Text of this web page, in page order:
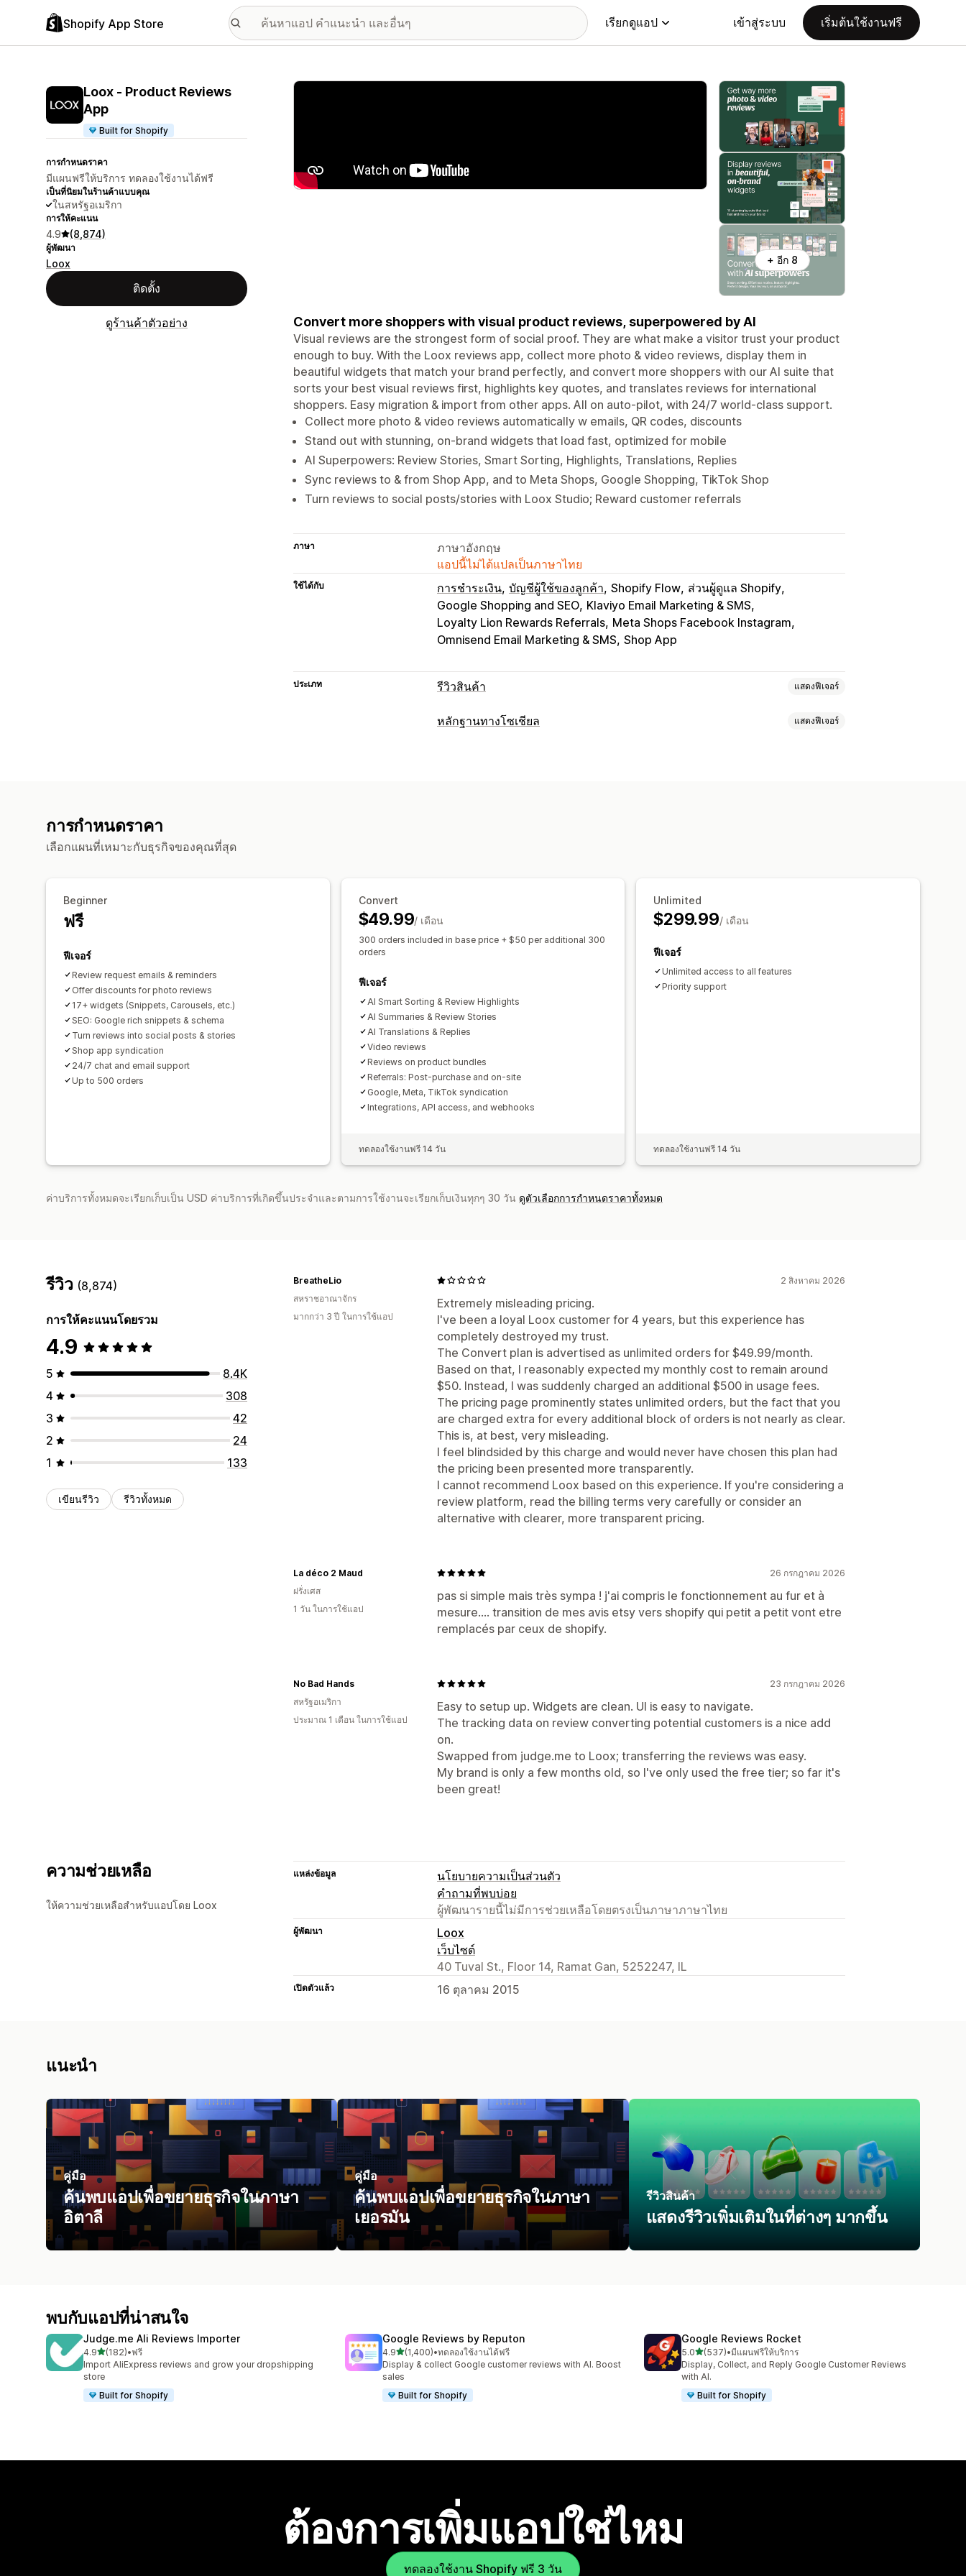
Shopify App Store เรียกดูแอป เข้าสู่ระบบ เริ่มต้นใช้งานฟรี
Loox ‑ Product Reviews
App
Built for Shopify
การกำหนดราคา
มีแผนฟรีให้บริการ ทดลองใช้งานได้ฟรี
เป็นที่นิยมในร้านค้าแบบคุณ
ในสหรัฐอเมริกา
การให้คะแนน
4.9 (8,874)
ผู้พัฒนา
Loox
ติดตั้ง
ดูร้านค้าตัวอย่าง
แกลเลอรีรูปภาพที่แสดง
+ อีก 8
Convert more shoppers with visual product reviews, superpowered by AI
Visual reviews are the strongest form of social proof. They are what make a visitor trust your product
enough to buy. With the Loox reviews app, collect more photo & video reviews, display them in
beautiful widgets that match your brand perfectly, and convert more shoppers with our AI suite that
sorts your best visual reviews first, highlights key quotes, and translates reviews for international
shoppers. Easy migration & import from other apps. All on auto-pilot, with 24/7 world-class support.
Collect more photo & video reviews automatically w emails, QR codes, discounts
Stand out with stunning, on-brand widgets that load fast, optimized for mobile
AI Superpowers: Review Stories, Smart Sorting, Highlights, Translations, Replies
Sync reviews to & from Shop App, and to Meta Shops, Google Shopping, TikTok Shop
Turn reviews to social posts/stories with Loox Studio; Reward customer referrals
ภาษา
ภาษาอังกฤษ
แอปนี้ไม่ได้แปลเป็นภาษาไทย
ใช้ได้กับ การชำระเงิน บัญชีผู้ใช้ของลูกค้า Shopify Flow ส่วนผู้ดูแล Shopify
Google Shopping and SEO Klaviyo Email Marketing & SMS
Loyalty Lion Rewards Referrals Meta Shops Facebook Instagram
Omnisend Email Marketing & SMS Shop App
ประเภท รีวิวสินค้า แสดงฟีเจอร์
ตัวเลือกการแสดงผล
หลักฐานทางโซเชียล แสดงฟีเจอร์
การติดตามคอนเวอร์ชัน
การกำหนดราคา
เลือกแผนที่เหมาะกับธุรกิจของคุณที่สุด
Beginner
ฟรี
ฟีเจอร์
Review request emails & reminders
Offer discounts for photo reviews
17+ widgets (Snippets, Carousels, etc.)
SEO: Google rich snippets & schema
Turn reviews into social posts & stories
Shop app syndication
24/7 chat and email support
Up to 500 orders
Convert
$49.99/ เดือน
300 orders included in base price + $50 per additional 300
orders
ฟีเจอร์
AI Smart Sorting & Review Highlights
AI Summaries & Review Stories
AI Translations & Replies
Video reviews
Reviews on product bundles
Referrals: Post-purchase and on-site
Google, Meta, TikTok syndication
Integrations, API access, and webhooks
ทดลองใช้งานฟรี 14 วัน
Unlimited
$299.99/ เดือน
ฟีเจอร์
Unlimited access to all features
Priority support
ทดลองใช้งานฟรี 14 วัน
ค่าบริการทั้งหมดจะเรียกเก็บเป็น USD ค่าบริการที่เกิดขึ้นประจำและตามการใช้งานจะเรียกเก็บเงินทุกๆ 30 วัน ดูตัวเลือกการกำหนดราคาทั้งหมด
รีวิว (8,874)
การให้คะแนนโดยรวม
4.9
5
8.4K
4
308
3
42
2
24
1
133
เขียนรีวิว รีวิวทั้งหมด
2 สิงหาคม 2026
Extremely misleading pricing.
I've been a loyal Loox customer for 4 years, but this experience has
completely destroyed my trust.
The Convert plan is advertised as unlimited orders for $49.99/month.
Based on that, I reasonably expected my monthly cost to remain around
$50. Instead, I was suddenly charged an additional $500 in usage fees.
The pricing page prominently states unlimited orders, but the fact that you
are charged extra for every additional block of orders is not nearly as clear.
This is, at best, very misleading.
I feel blindsided by this charge and would never have chosen this plan had
the pricing been presented more transparently.
I cannot recommend Loox based on this experience. If you're considering a
review platform, read the billing terms very carefully or consider an
alternative with clearer, more transparent pricing.
BreatheLio
สหราชอาณาจักร
มากกว่า 3 ปี ในการใช้แอป
26 กรกฎาคม 2026
pas si simple mais très sympa ! j'ai compris le fonctionnement au fur et à
mesure.... transition de mes avis etsy vers shopify qui petit a petit vont etre
remplacés par ceux de shopify.
La déco 2 Maud
ฝรั่งเศส
1 วัน ในการใช้แอป
23 กรกฎาคม 2026
Easy to setup up. Widgets are clean. UI is easy to navigate.
The tracking data on review converting potential customers is a nice add
on.
Swapped from judge.me to Loox; transferring the reviews was easy.
My brand is only a few months old, so I've only used the free tier; so far it's
been great!
No Bad Hands
สหรัฐอเมริกา
ประมาณ 1 เดือน ในการใช้แอป
ความช่วยเหลือ
ให้ความช่วยเหลือสำหรับแอปโดย Loox
แหล่งข้อมูล
นโยบายความเป็นส่วนตัว
คำถามที่พบบ่อย
ผู้พัฒนารายนี้ไม่มีการช่วยเหลือโดยตรงเป็นภาษาภาษาไทย
ผู้พัฒนา
Loox
เว็บไซต์
40 Tuval St., Floor 14, Ramat Gan, 5252247, IL
เปิดตัวแล้ว 16 ตุลาคม 2015
แนะนำ
คู่มือ
ค้นพบแอปเพื่อขยายธุรกิจในภาษา
อิตาลี
คู่มือ
ค้นพบแอปเพื่อขยายธุรกิจในภาษา
เยอรมัน
รีวิวสินค้า
แสดงรีวิวเพิ่มเติมในที่ต่างๆ มากขึ้น
พบกับแอปที่น่าสนใจ
Judge.me Ali Reviews Importer
4.9เต็ม 5 ดาว
(182)
ทั้งหมด 182 รีวิว
•ฟรี
Import AliExpress reviews and grow your dropshipping
store
Built for Shopify
Google Reviews by Reputon
4.9เต็ม 5 ดาว
(1,400)
ทั้งหมด 1400 รีวิว
•ทดลองใช้งานได้ฟรี
Display & collect Google customer reviews with AI. Boost
sales
Built for Shopify
Google Reviews Rocket
5.0เต็ม 5 ดาว
(537)
ทั้งหมด 537 รีวิว
•มีแผนฟรีให้บริการ
Display, Collect, and Reply Google Customer Reviews
with AI.
Built for Shopify
ต้องการเพิ่มแอปใช่ไหม
ทดลองใช้งาน Shopify ฟรี 3 วัน